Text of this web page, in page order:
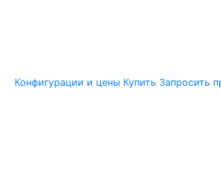
Конфигурации и цены Купить Запросить